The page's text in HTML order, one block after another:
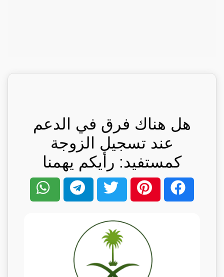
هل هناك فرق في الدعم
عند تسجيل الزوجة
كمستفيد: رأيكم يهمنا